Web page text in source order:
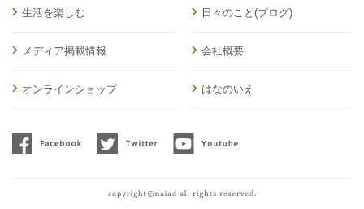
生活を楽しむ
メディア掲載情報
オンラインショップ
日々のこと(ブログ)
会社概要
はなのいえ